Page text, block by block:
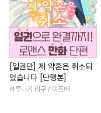
[일권만] 제 약혼은 취소되
었습니다 [단행본]
하루나기 리구 / 미즈메